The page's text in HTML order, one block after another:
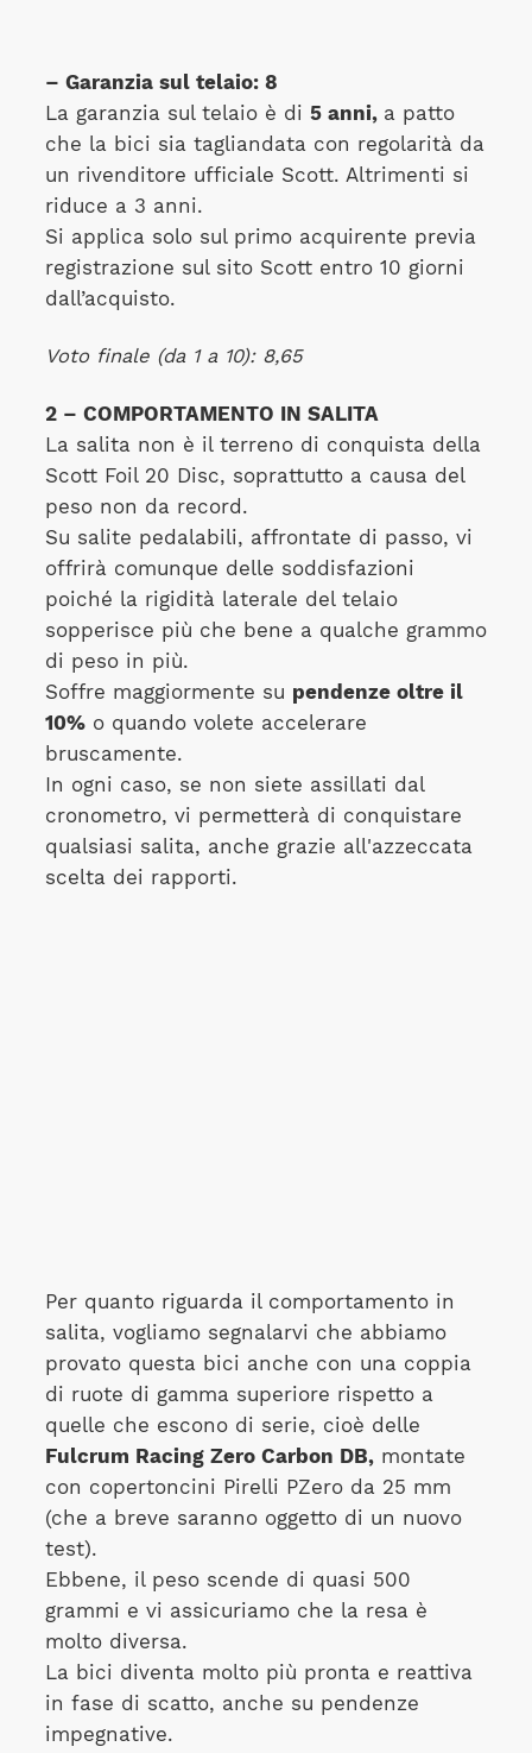
– Garanzia sul telaio: 8
La garanzia sul telaio è di 5 anni, a patto
che la bici sia tagliandata con regolarità da
un rivenditore ufficiale Scott. Altrimenti si
riduce a 3 anni.
Si applica solo sul primo acquirente previa
registrazione sul sito Scott entro 10 giorni
dall’acquisto.
Voto finale (da 1 a 10): 8,65
2 – COMPORTAMENTO IN SALITA
La salita non è il terreno di conquista della
Scott Foil 20 Disc, soprattutto a causa del
peso non da record.
Su salite pedalabili, affrontate di passo, vi
offrirà comunque delle soddisfazioni
poiché la rigidità laterale del telaio
sopperisce più che bene a qualche grammo
di peso in più.
Soffre maggiormente su pendenze oltre il
10%o quando volete accelerare
bruscamente.
In ogni caso, se non siete assillati dal
cronometro, vi permetterà di conquistare
qualsiasi salita, anche grazie all'azzeccata
scelta dei rapporti.
Per quanto riguarda il comportamento in
salita, vogliamo segnalarvi che abbiamo
provato questa bici anche con una coppia
di ruote di gamma superiore rispetto a
quelle che escono di serie, cioè delle
Fulcrum Racing Zero Carbon DB,montate
con copertoncini Pirelli PZero da 25 mm
(che a breve saranno oggetto di un nuovo
test).
Ebbene, il peso scende di quasi 500
grammi e vi assicuriamo che la resa è
molto diversa.
La bici diventa molto più pronta e reattiva
in fase di scatto, anche su pendenze
impegnative.